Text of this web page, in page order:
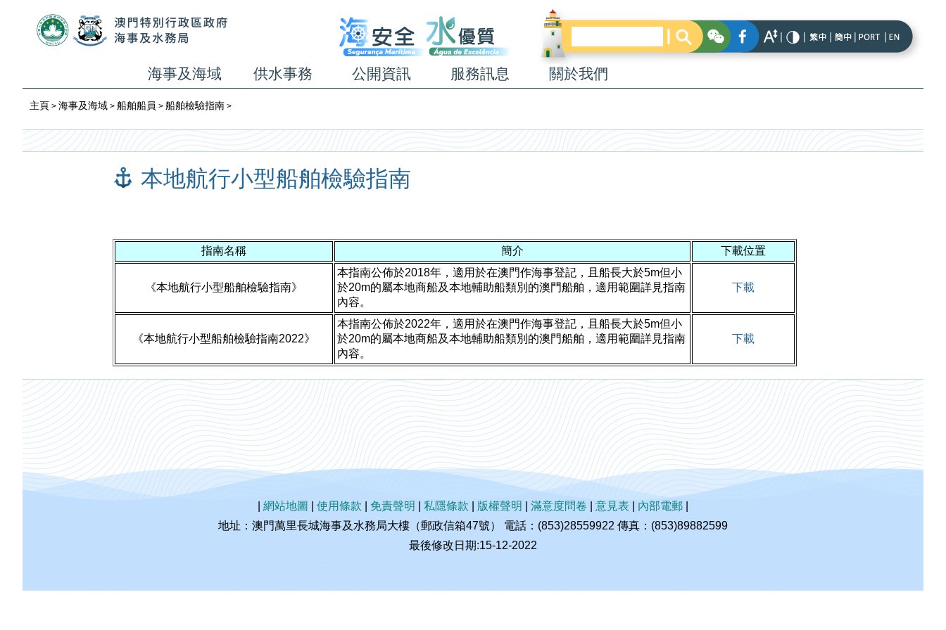
海事及海域 供水事務 公開資訊 服務訊息 關於我們
主頁 > 海事及海域 > 船舶船員 > 船舶檢驗指南 >
本地航行小型船舶檢驗指南
指南名稱 簡介 下載位置
《本地航行小型船舶檢驗指南》
本指南公佈於2018年，適用於在澳門作海事登記，且船長大於5m但小
於20m的屬本地商船及本地輔助船類別的澳門船舶，適用範圍詳見指南
內容。
下載
《本地航行小型船舶檢驗指南2022》
本指南公佈於2022年，適用於在澳門作海事登記，且船長大於5m但小
於20m的屬本地商船及本地輔助船類別的澳門船舶，適用範圍詳見指南
內容。
下載
網站地圖 使用條款 免責聲明 私隱條款 版權聲明 滿意度問卷 意見表 內部電郵
地址：澳門萬里長城海事及水務局大樓（郵政信箱47號） 電話：(853)28559922 傳真：(853)89882599
最後修改日期:15-12-2022